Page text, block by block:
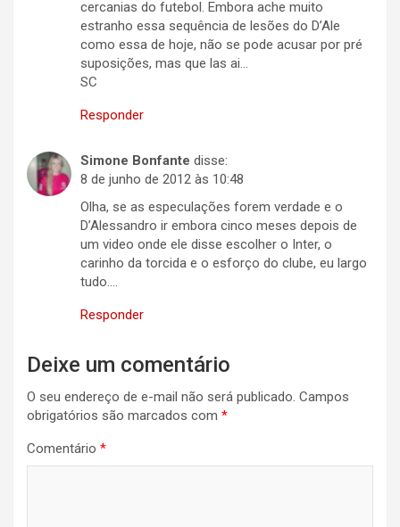
cercanias do futebol. Embora ache muito
estranho essa sequência de lesões do D’Ale
como essa de hoje, não se pode acusar por pré
suposições, mas que las ai…
SC
Responder
Simone Bonfante disse:
8 de junho de 2012 às 10:48
Olha, se as especulações forem verdade e o
D’Alessandro ir embora cinco meses depois de
um video onde ele disse escolher o Inter, o
carinho da torcida e o esforço do clube, eu largo
tudo….
Responder
Deixe um comentário
O seu endereço de e-mail não será publicado. Campos
obrigatórios são marcados com *
Comentário *